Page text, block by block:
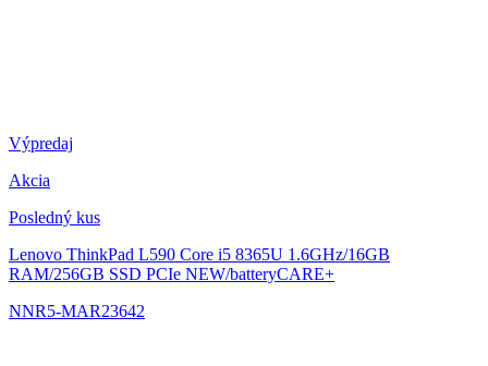
Výpredaj
Akcia
Posledný kus
Lenovo ThinkPad L590 Core i5 8365U 1.6GHz/16GB
RAM/256GB SSD PCIe NEW/batteryCARE+
NNR5-MAR23642